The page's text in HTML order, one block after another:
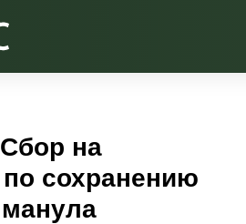
на
сохранению